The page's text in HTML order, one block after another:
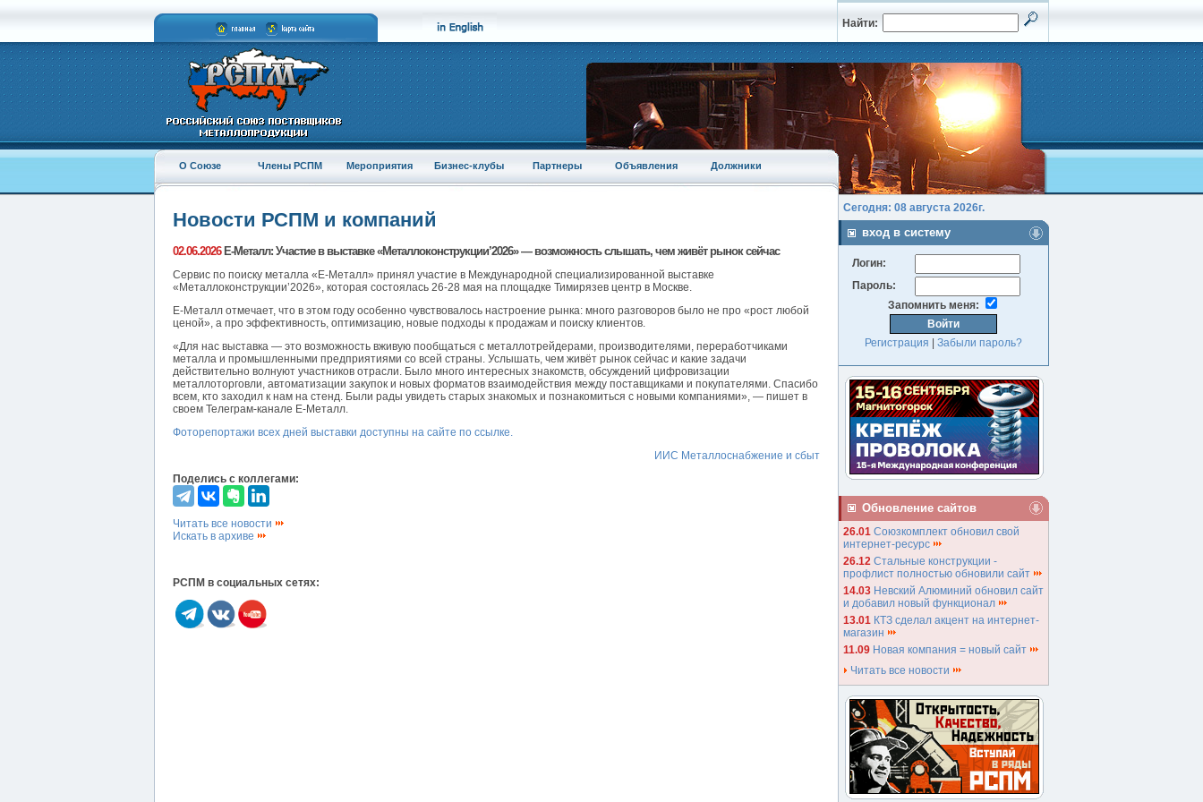
Найти:
О Союзе Члены РСПМ Мероприятия Бизнес-клубы Партнеры Объявления Должники
Новости РСПМ и компаний
02.06.2026E-Металл: Участие в выставке «Металлоконструкции’2026» — возможность слышать, чем живёт рынок сейчас
Сервис по поиску металла «Е-Металл» принял участие в Международной специализированной выставке
«Металлоконструкции’2026», которая состоялась 26-28 мая на площадке Тимирязев центр в Москве.
Е-Металл отмечает, что в этом году особенно чувствовалось настроение рынка: много разговоров было не про «рост любой
ценой», а про эффективность, оптимизацию, новые подходы к продажам и поиску клиентов.
«Для нас выставка — это возможность вживую пообщаться с металлотрейдерами, производителями, переработчиками
металла и промышленными предприятиями со всей страны. Услышать, чем живёт рынок сейчас и какие задачи
действительно волнуют участников отрасли. Было много интересных знакомств, обсуждений цифровизации
металлоторговли, автоматизации закупок и новых форматов взаимодействия между поставщиками и покупателями. Спасибо
всем, кто заходил к нам на стенд. Были рады увидеть старых знакомых и познакомиться с новыми компаниями», — пишет в
своем Телеграм-канале Е-Металл.
Фоторепортажи всех дней выставки доступны на сайте по ссылке.
ИИС Металлоснабжение и сбыт
Поделись с коллегами:
Читать все новости
Искать в архиве
РСПМ в социальных сетях:
Сегодня: 08 августа 2026г.
вход в систему
Логин:
Пароль:
Запомнить меня:
Регистрация Забыли пароль?
Обновление сайтов
26.01 Союзкомплект обновил свой
интернет-ресурс
26.12 Стальные конструкции -
профлист полностью обновили сайт
14.03 Невский Алюминий обновил сайт
и добавил новый функционал
13.01 КТЗ сделал акцент на интернет-
магазин
11.09 Новая компания = новый сайт
Читать все новости